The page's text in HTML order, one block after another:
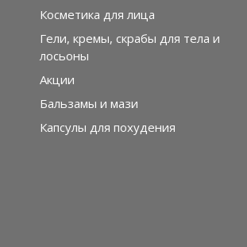
Косметика для лица
Гели, кремы, скрабы для тела и
лосьоны
Акции
Бальзамы и мази
Капсулы для похудения